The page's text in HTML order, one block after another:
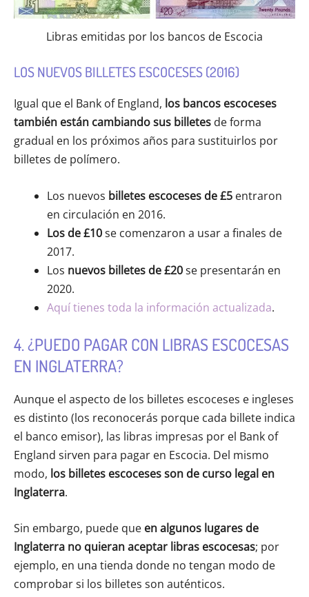
Libras emitidas por los bancos de Escocia
LOS NUEVOS BILLETES ESCOCESES (2016)
Igual que el Bank of England, los bancos escoceses
también están cambiando sus billetes de forma
gradual en los próximos años para sustituirlos por
billetes de polímero.
Los nuevos billetes escoceses de £5 entraron
en circulación en 2016.
Los de £10se comenzaron a usar a finales de
2017.
Los nuevos billetes de £20se presentarán en
2020.
Aquí tienes toda la información actualizada.
4. ¿PUEDO PAGAR CON LIBRAS ESCOCESAS
EN INGLATERRA?
Aunque el aspecto de los billetes escoceses e ingleses
es distinto (los reconocerás porque cada billete indica
el banco emisor), las libras impresas por el Bank of
England sirven para pagar en Escocia. Del mismo
modo, los billetes escoceses son de curso legal en
Inglaterra.
Sin embargo, puede que en algunos lugares de
Inglaterra no quieran aceptar libras escocesas; por
ejemplo, en una tienda donde no tengan modo de
comprobar si los billetes son auténticos.